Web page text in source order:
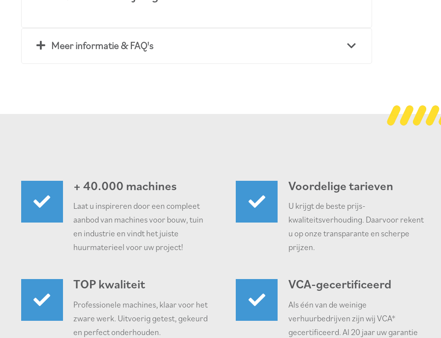
Meer informatie & FAQ's
+ 40.000 machines
Laat u inspireren door een compleet
aanbod van machines voor bouw, tuin
en industrie en vindt het juiste
huurmaterieel voor uw project!
TOP kwaliteit
Professionele machines, klaar voor het
zware werk. Uitvoerig getest, gekeurd
en perfect onderhouden.
Voordelige tarieven
U krijgt de beste prijs-
kwaliteitsverhouding. Daarvoor rekent
u op onze transparante en scherpe
prijzen.
VCA-gecertificeerd
Als één van de weinige
verhuurbedrijven zijn wij VCA*
gecertificeerd. Al 20 jaar uw garantie